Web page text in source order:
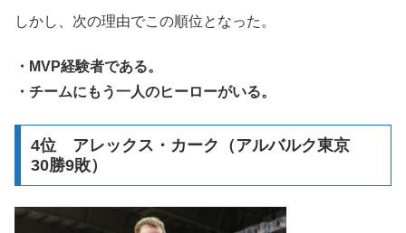
しかし、次の理由でこの順位となった。
・MVP経験者である。
・チームにもう一人のヒーローがいる。
4位 アレックス・カーク（アルバルク東京
30勝9敗）